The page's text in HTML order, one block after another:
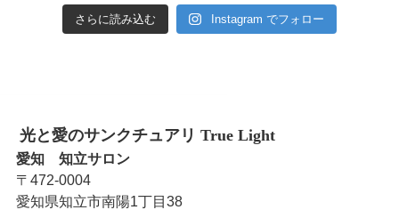
さらに読み込む Instagram でフォロー
光と愛のサンクチュアリ True Light
愛知 知立サロン
〒472-0004
愛知県知立市南陽1丁目38